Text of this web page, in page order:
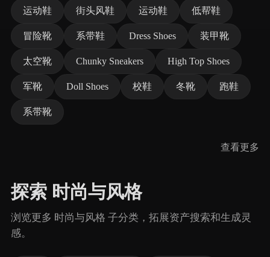
运动鞋 街头风鞋 运动鞋 低帮鞋
冒险靴 系带鞋 Dress Shoes 装甲靴
太空靴 Chunky Sneakers High Top Shoes
军靴 Doll Shoes 校鞋 冬靴 跑鞋
系带靴
查看更多
探索 时尚与风格
浏览更多 时尚与风格 子分类，拓展资产搜索和生成灵
感。